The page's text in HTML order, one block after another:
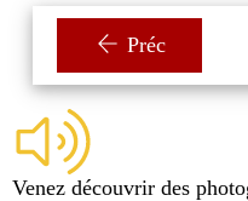
Préc
Venez découvrir des